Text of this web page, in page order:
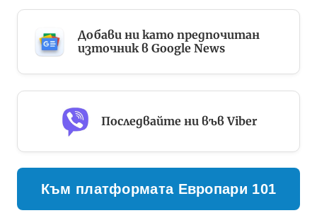
Добави ни като предпочитан
източник в Google News
Последвайте ни във Viber
Към платформата Европари 101